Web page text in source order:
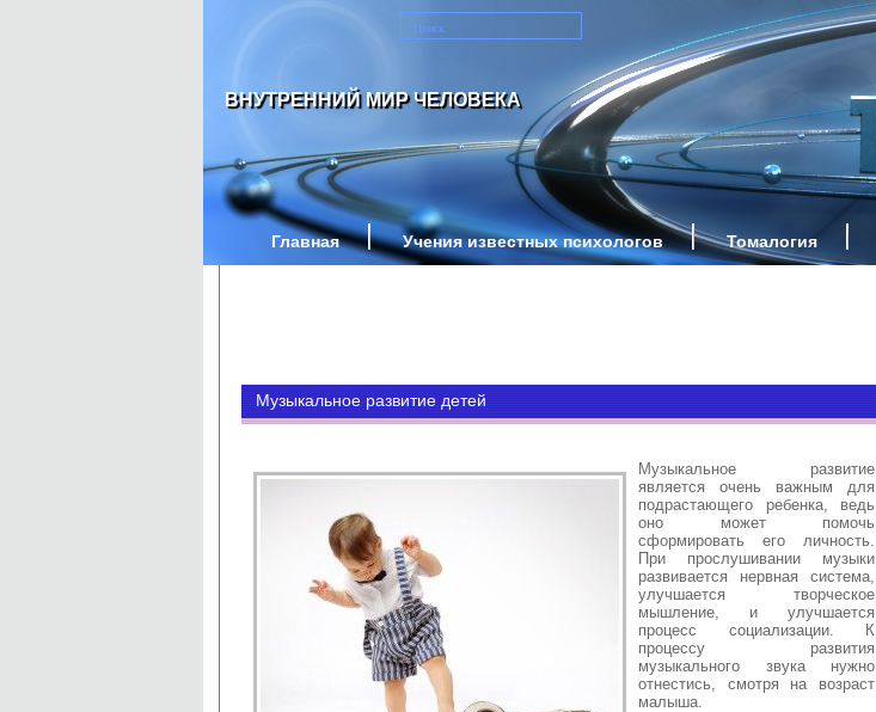
ВНУТРЕННИЙ МИР ЧЕЛОВЕКА
Главная Учения известных психологов Томалогия
Музыкальное развитие детей
Музыкальное развитие
является очень важным для
подрастающего ребенка, ведь
оно может помочь
сформировать его личность.
При прослушивании музыки
развивается нервная система,
улучшается творческое
мышление, и улучшается
процесс социализации. К
процессу развития
музыкального звука нужно
отнестись, смотря на возраст
малыша.